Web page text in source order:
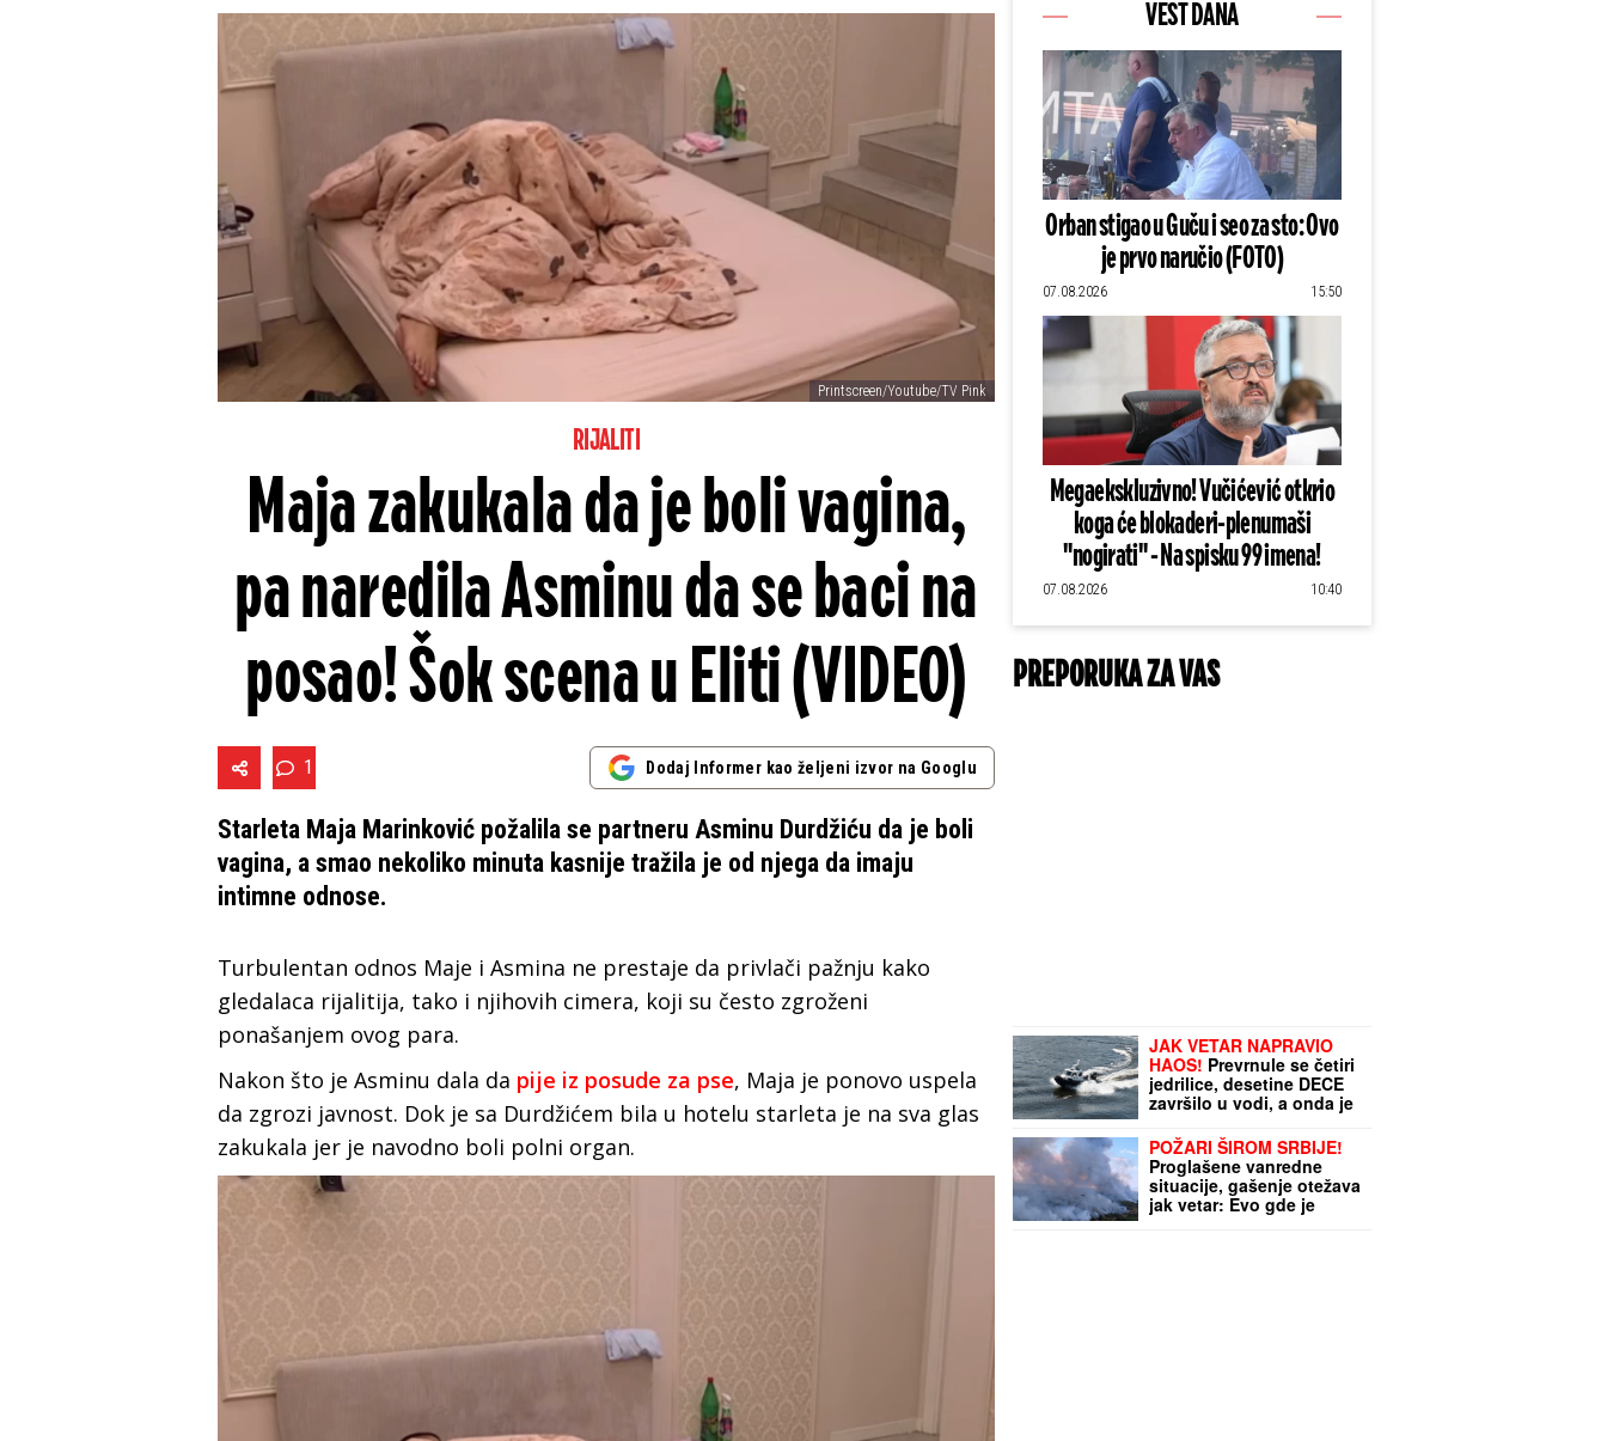
Printscreen/Youtube/TV Pink
RIJALITI
Maja zakukala da je boli vagina,
pa naredila Asminu da se baci na
posao! Šok scena u Eliti (VIDEO)
1 Dodaj Informer kao željeni izvor na Googlu
Starleta Maja Marinković požalila se partneru Asminu Durdžiću da je boli
vagina, a smao nekoliko minuta kasnije tražila je od njega da imaju
intimne odnose.
Turbulentan odnos Maje i Asmina ne prestaje da privlači pažnju kako
gledalaca rijalitija, tako i njihovih cimera, koji su često zgroženi
ponašanjem ovog para.
Nakon što je Asminu dala da pije iz posude za pse, Maja je ponovo uspela
da zgrozi javnost. Dok je sa Durdžićem bila u hotelu starleta je na sva glas
zakukala jer je navodno boli polni organ.
VEST DANA
Orban stigao u Guču i seo za sto: Ovo
je prvo naručio (FOTO)
07.08.2026 15:50
Megaekskluzivno! Vučićević otkrio
koga će blokaderi-plenumaši
"nogirati" - Na spisku 99 imena!
07.08.2026 10:40
PREPORUKA ZA VAS
JAK VETAR NAPRAVIO
HAOS! Prevrnule se četiri
jedrilice, desetine DECE
završilo u vodi, a onda je
akcija spasavanja
POŽARI ŠIROM SRBIJE!
Proglašene vanredne
situacije, gašenje otežava
jak vetar: Evo gde je